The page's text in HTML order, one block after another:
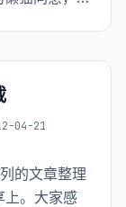
04-21
的文章整理
上。大家感